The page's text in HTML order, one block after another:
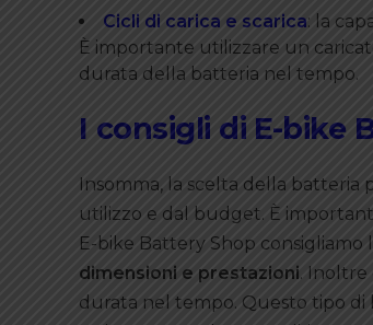
Cicli di carica e scarica: la
È importante utilizzare un
durata della batteria nel tempo.
I consigli di E-bike
Insomma, la scelta della
utilizzo e dal budget. È
E-bike Battery Shop consigliamo
dimensioni e prestazioni. Inoltre
durata nel tempo. Questo tipo di